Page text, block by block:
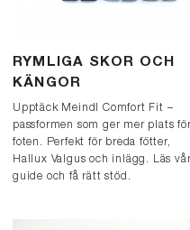
RYMLIGA SKOR OCH
KÄNGOR
Upptäck Meindl Comfort Fit –
passformen som ger mer plats
foten. Perfekt för breda fötter,
Hallux Valgus och inlägg. Läs
guide och få rätt stöd.